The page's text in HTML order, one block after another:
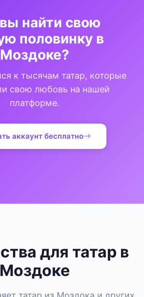
найти свою
половинку в
Моздоке?
к тысячам татар, которые
свою любовь на нашей
платформе.
аккаунт бесплатно
для татар в
Моздоке